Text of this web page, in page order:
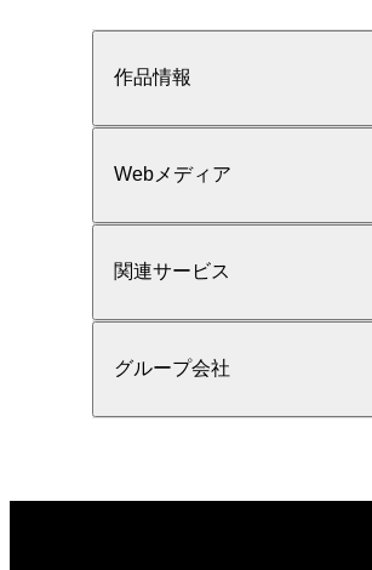
作品情報
Webメディア
関連サービス
グループ会社